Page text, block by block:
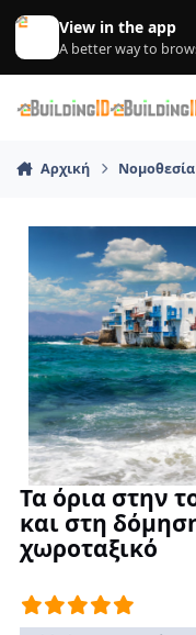
Skip to content
View in the app
A better way to
Αρχική Νομοθεσία
Τα όρια στην
και στη
χωροταξικό